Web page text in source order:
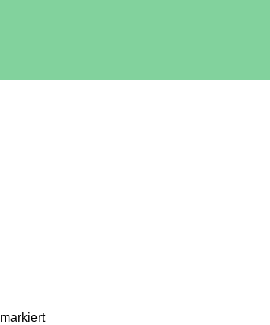
markiert